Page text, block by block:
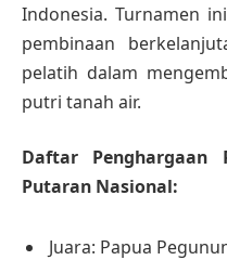
Indonesia. Turnamen
pembinaan
pelatih dalam
putri tanah air.
Daftar Penghargaan
Putaran Nasional:
Juara: Papua